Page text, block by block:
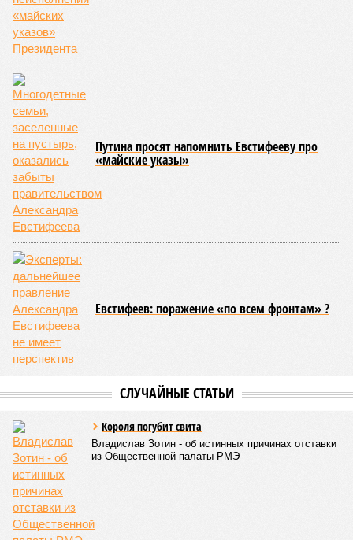
Путина просят напомнить Евстифееву про
«майские указы»
Евстифеев: поражение «по всем фронтам» ?
СЛУЧАЙНЫЕ СТАТЬИ
Короля погубит свита
Владислав Зотин - об истинных причинах отставки
из Общественной палаты РМЭ